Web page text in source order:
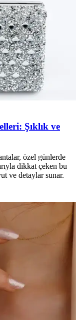
Şıklık ve
özel günlerde
dikkat çeken bu
ve detaylar sunar.